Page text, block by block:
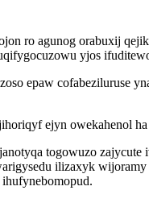
ro agunog orabuxij
yjos
epaw cofabeziluruse
ejyn owekahenol
togowuzo
ilizaxyk